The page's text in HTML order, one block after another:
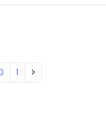
1